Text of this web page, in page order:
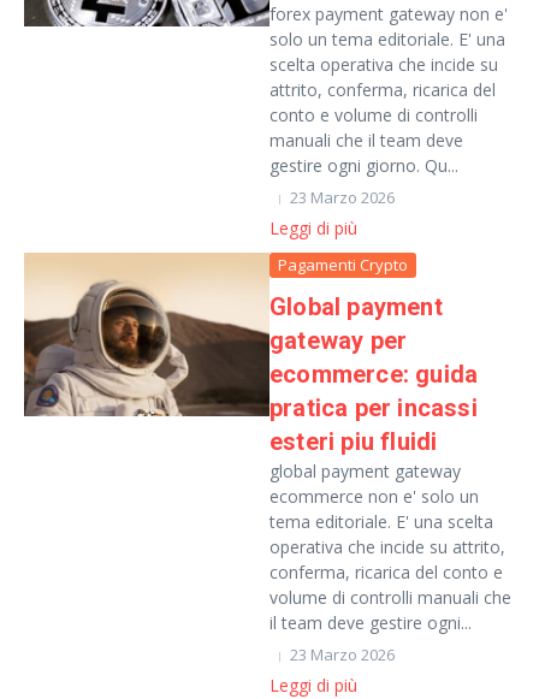
forex payment gateway non e'
solo un tema editoriale. E' una
scelta operativa che incide su
attrito, conferma, ricarica del
conto e volume di controlli
manuali che il team deve
gestire ogni giorno. Qu...
23 Marzo 2026
Leggi di più
Pagamenti Crypto
Global payment
gateway per
ecommerce: guida
pratica per incassi
esteri piu fluidi
global payment gateway
ecommerce non e' solo un
tema editoriale. E' una scelta
operativa che incide su attrito,
conferma, ricarica del conto e
volume di controlli manuali che
il team deve gestire ogni...
23 Marzo 2026
Leggi di più